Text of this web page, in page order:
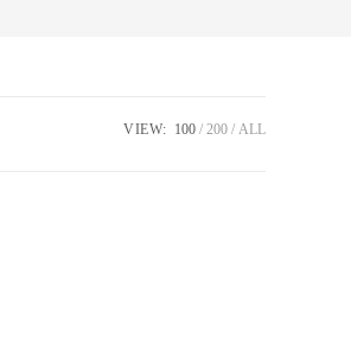
VIEW: 100 200 ALL